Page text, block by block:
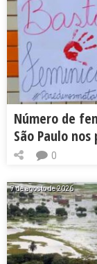
Número de
São Paulo
0
7 de agosto de 2026